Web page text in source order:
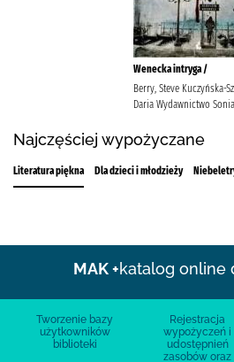
Wenecka intryga /
Berry, Steve Kuczyńska-
Daria Wydawnictwo
Najczęściej wypożyczane
Literatura piękna Dla dzieci i młodzieży
MAK +katalog online
Tworzenie bazy
użytkowników
biblioteki
Rejestracja
wypożyczeń i
udostępnień
zasobów oraz